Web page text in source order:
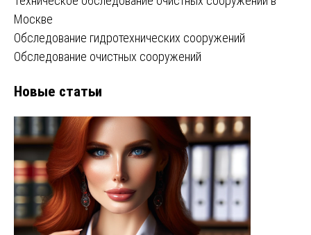
Москве
Обследование гидротехнических сооружений
Обследование очистных сооружений
Новые статьи